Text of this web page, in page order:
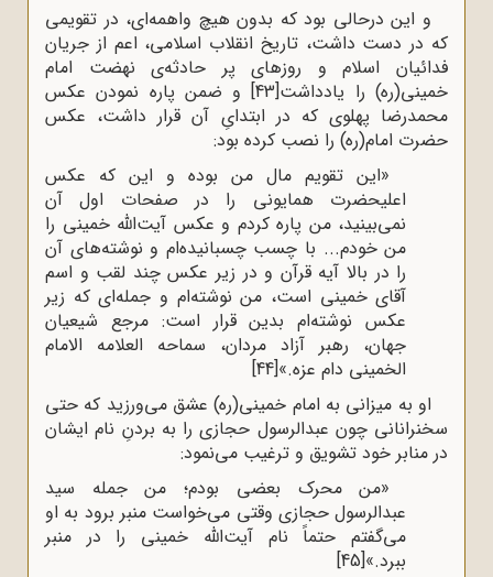
و این درحالی بود که بدون هیچ واهمه‌ای، در تقویمی
که در دست داشت، تاریخ انقلاب اسلامی، اعم از جریان
فدائیان اسلام و روزهای پر حادثه‌ی نهضت امام
خمینی(ره) را یادداشت[43]و ضمن پاره نمودن عکس
محمدرضا پهلوی که در ابتدایِ آن قرار داشت، عکس
حضرت امام(ره) را نصب کرده بود:
«این تقویم مال من بوده و این که عکس
اعلیحضرت همایونی را در صفحات اول آن
نمی‌بینید، من پاره کردم و عکس آیت‌الله خمینی را
من خودم... با چسب چسبانیده‌ام و نوشته‌های آن
را در بالا آیه قرآن و در زیر عکس چند لقب و اسم
آقای خمینی است، من نوشته‌ام و جمله‌ای که زیر
عکس نوشته‌ام بدین ‌قرار است: مرجع شیعیان
جهان، رهبر آزاد مردان، سماحه العلامه الامام
الخمینی دام عزه.»[44]
او به میزانی به امام خمینی(ره) عشق می‌ورزید که حتی
سخنرانانی چون عبدالرسول حجازی را به بردنِ نام ایشان
در منابر خود تشویق و ترغیب می‌نمود:
«من محرک بعضی بودم؛ من جمله سید
عبدالرسول حجازی وقتی می‌خواست منبر برود به او
می‌گفتم حتماً نام آیت‌الله خمینی را در منبر
ببرد.»[45]